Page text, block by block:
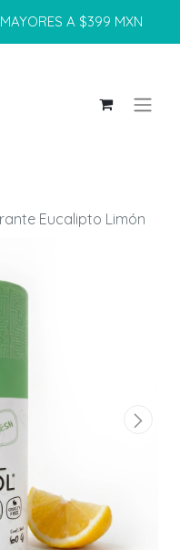
A $399 MXN
Eucalipto Limón